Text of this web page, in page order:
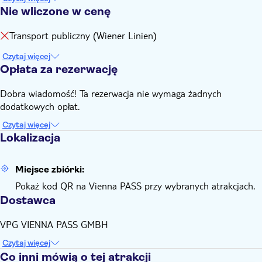
Nie wliczone w cenę
Transport publiczny (Wiener Linien)
Czytaj więcej
Opłata za rezerwację
Dobra wiadomość! Ta rezerwacja nie wymaga żadnych
dodatkowych opłat.
Czytaj więcej
Lokalizacja
Miejsce zbiórki:
Pokaż kod QR na Vienna PASS przy wybranych atrakcjach.
Dostawca
VPG VIENNA PASS GMBH
Czytaj więcej
Co inni mówią o tej atrakcji